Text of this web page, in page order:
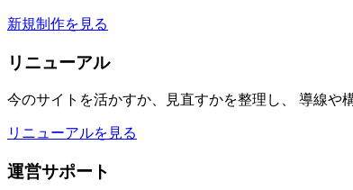
新規制作を見る
リニューアル
今のサイトを活かすか、見直すかを整理し、 導線や
リニューアルを見る
運営サポート